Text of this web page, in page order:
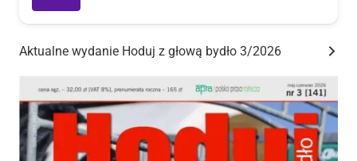
Aktualne wydanie Hoduj z głową bydło 3/2026